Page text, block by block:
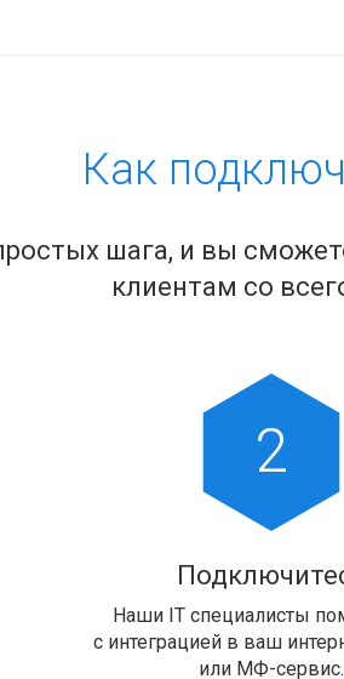
Как
шага, и вы
клиентам со
2
Наши IT специалисты
с интеграцией в ваш
или MФ-сервис.